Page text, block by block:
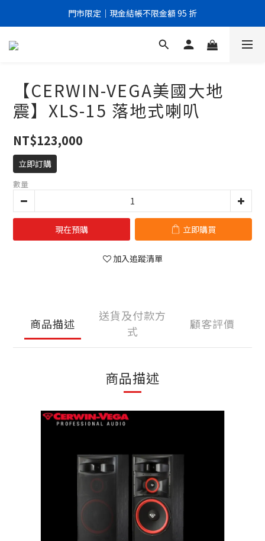
門市限定｜現金結帳不限金額 95 折
門市限定｜現金結帳不限金額 95 折
全館滿999元即享免運優惠！
【CERWIN-VEGA美國大地
震】XLS-15 落地式喇叭
NT$123,000
立即訂購
數量
現在預購 立即購買
加入追蹤清單
商品描述
送貨及付款方
式
顧客評價
商品描述